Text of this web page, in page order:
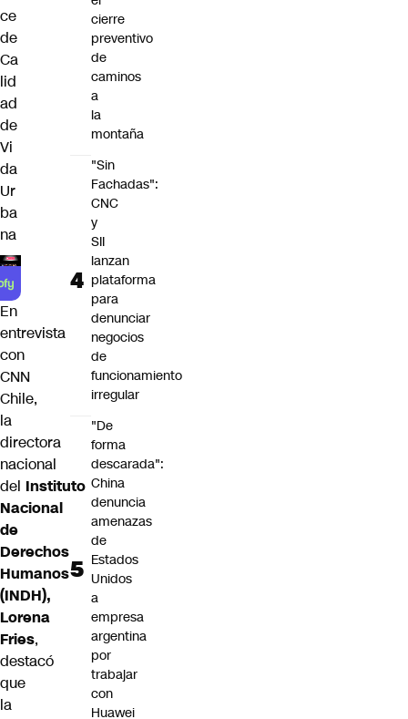
ce
de
Ca
lid
ad
de
Vi
da
Ur
ba
na
En
entrevista
con
CNN
Chile,
la
directora
nacional
del Instituto
Nacional
de
Derechos
Humanos
(INDH),
Lorena
Fries,
destacó
que
la
cierre
preventivo
de
caminos
a
la
montaña
"Sin
Fachadas":
CNC
y
SII
lanzan
plataforma
para
denunciar
negocios
de
funcionamiento
irregular
"De
forma
descarada":
China
denuncia
amenazas
de
Estados
Unidos
a
empresa
argentina
por
trabajar
con
Huawei